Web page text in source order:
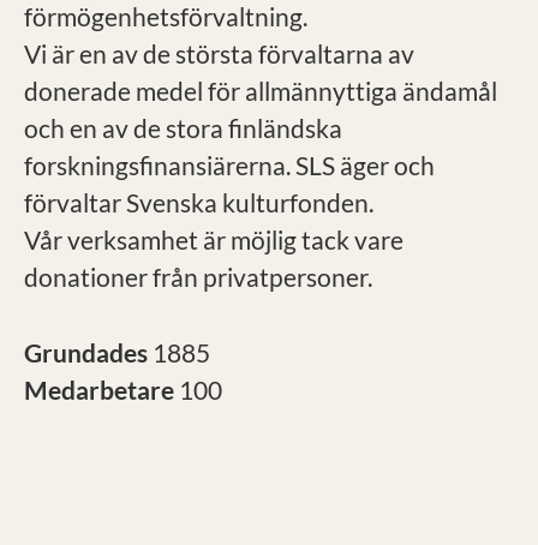
förmögenhetsförvaltning.
Vi är en av de största förvaltarna av
donerade medel för allmännyttiga ändamål
och en av de stora finländska
forskningsfinansiärerna. SLS äger och
förvaltar Svenska kulturfonden.
Vår verksamhet är möjlig tack vare
donationer från privatpersoner.
Grundades 1885
Medarbetare 100